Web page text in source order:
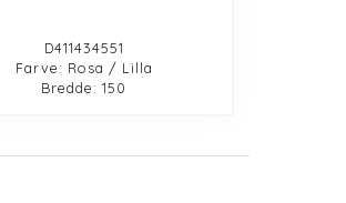
D411434551
Farve: Rosa / Lilla
Bredde: 150